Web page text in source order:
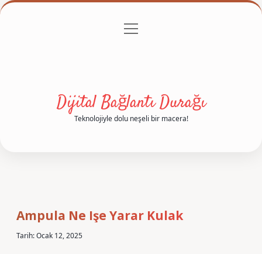
Gizlilik Politikası
menüyü
Dijital Bağlantı Durağı
Teknolojiyle dolu neşeli bir macera!
Ampula Ne Işe Yarar Kulak
Tarih: Ocak 12, 2025